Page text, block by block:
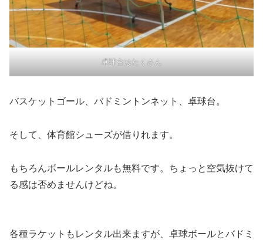
卓球台はたくさん
バスケットゴール、バドミントンネット、卓球台。
そして、体育館シューズが借りれます。
もちろんボールレンタルも無料です。ちょっと空気抜けて
る感は否めませんけどね。
各種ラケットもレンタル出来ますが、卓球ボールとバドミ